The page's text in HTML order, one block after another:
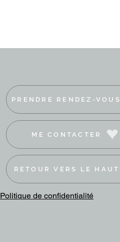
PRENDRE RENDEZ-VOUS
ME CONTACTER
RETOUR VERS LE HAUT
Politique de confidentialité